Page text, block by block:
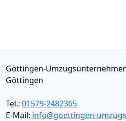
Göttingen-
Göttingen
Tel.: 01579-2482365
E-Mail: info@goettingen-